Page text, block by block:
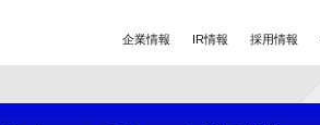
企業情報 IR情報 採用情報